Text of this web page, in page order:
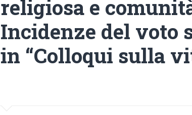
religiosa e
Incidenze del voto
in “Colloqui sulla